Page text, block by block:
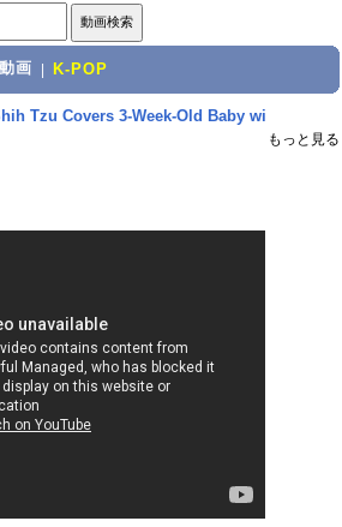
画 K-POP
Tzu Covers 3-Week-Old Baby wi
もっと見る